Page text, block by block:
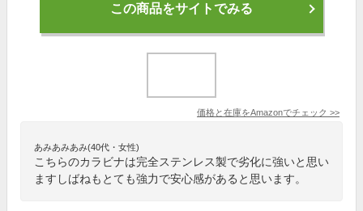
この商品をサイトでみる
価格と在庫をAmazonでチェック >>
あみあみあみ(40代・女性)
こちらのカラビナは完全ステンレス製で劣化に強いと思い
ますしばねもとても強力で安心感があると思います。